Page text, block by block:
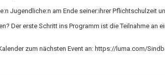
Online
Jugendliche:n am Ende seiner:ihrer Pflichtschulzeit
Der erste Schritt ins Programm ist die Teilnahme an
zum nächsten Event an: https://luma.com/